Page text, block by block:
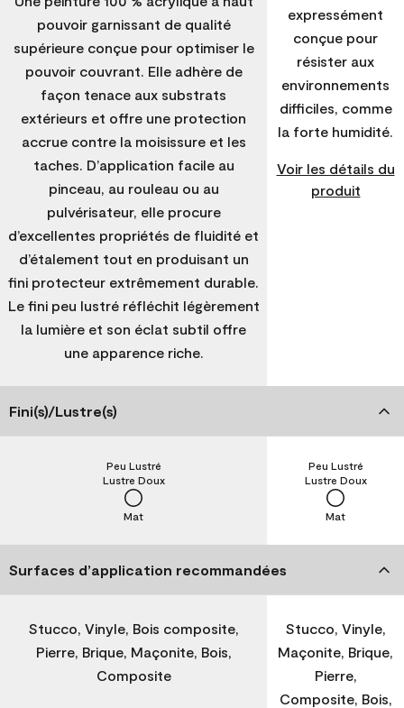
pouvoir garnissant de qualité
supérieure conçue pour optimiser le
pouvoir couvrant. Elle adhère de
façon tenace aux substrats
extérieurs et offre une protection
accrue contre la moisissure et les
taches. D’application facile au
pinceau, au rouleau ou au
pulvérisateur, elle procure
d’excellentes propriétés de fluidité et
d’étalement tout en produisant un
fini protecteur extrêmement durable.
Le fini peu lustré réfléchit légèrement
la lumière et son éclat subtil offre
une apparence riche.
expressément
conçue pour
résister aux
environnements
difficiles, comme
la forte humidité.
Voir les détails du
produit
Fini(s)/Lustre(s)
Mat
Lustre Doux
Peu Lustré
Mat
Lustre Doux
Peu Lustré
Surfaces d’application recommandées
Stucco, Vinyle, Bois composite,
Pierre, Brique, Maçonite, Bois,
Composite
Stucco, Vinyle,
Maçonite, Brique,
Pierre,
Composite, Bois,